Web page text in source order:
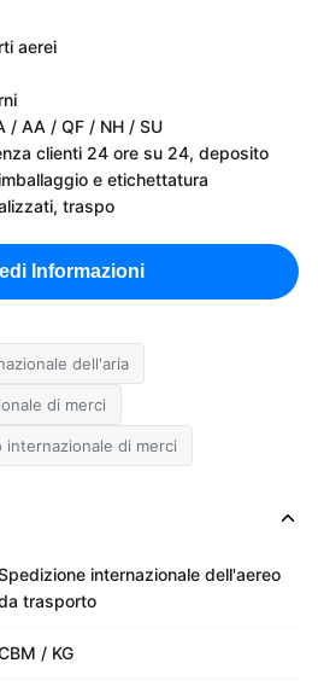
aerei
/ AA / QF / NH / SU
clienti 24 ore su 24, deposito
e etichettatura
traspo
Informazioni
dell'aria
di merci
di merci
internazionale dell'aereo
trasporto
/ KG